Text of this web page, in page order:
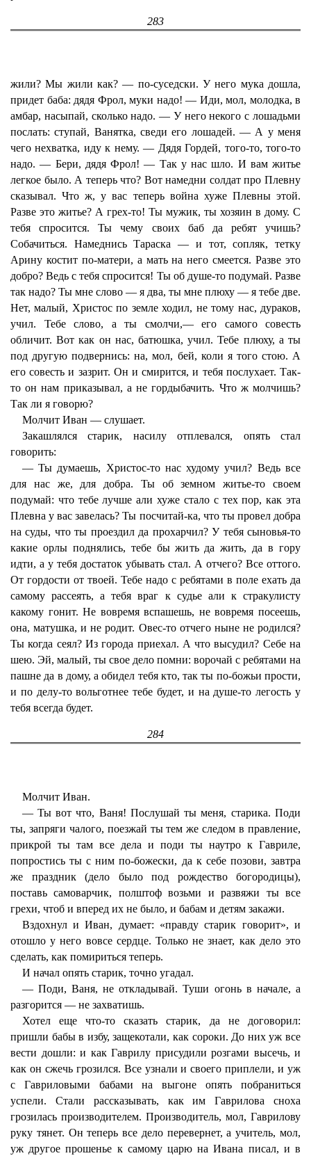
283
жили? Мы жили как? — по-суседски. У него мука дошла,
придет баба: дядя Фрол, муки надо! — Иди, мол, молодка, в
амбар, насыпай, сколько надо. — У него некого с лошадьми
послать: ступай, Ванятка, сведи его лошадей. — А у меня
чего нехватка, иду к нему. — Дядя Гордей, того-то, того-то
надо. — Бери, дядя Фрол! — Так у нас шло. И вам житье
легкое было. А теперь что? Вот намедни солдат про Плевну
сказывал. Что ж, у вас теперь война хуже Плевны этой.
Разве это житье? А грех-то! Ты мужик, ты хозяин в дому. С
тебя спросится. Ты чему своих баб да ребят учишь?
Собачиться. Намеднись Тараска — и тот, сопляк, тетку
Арину костит по-матери, а мать на него смеется. Разве это
добро? Ведь с тебя спросится! Ты об душе-то подумай. Разве
так надо? Ты мне слово — я два, ты мне плюху — я тебе две.
Нет, малый, Христос по земле ходил, не тому нас, дураков,
учил. Тебе слово, а ты смолчи,— его самого совесть
обличит. Вот как он нас, батюшка, учил. Тебе плюху, а ты
под другую подвернись: на, мол, бей, коли я того стою. А
его совесть и зазрит. Он и смирится, и тебя послухает. Так-
то он нам приказывал, а не гордыбачить. Что ж молчишь?
Так ли я говорю?
Молчит Иван — слушает.
Закашлялся старик, насилу отплевался, опять стал
говорить:
— Ты думаешь, Христос-то нас худому учил? Ведь все
для нас же, для добра. Ты об земном житье-то своем
подумай: что тебе лучше али хуже стало с тех пор, как эта
Плевна у вас завелась? Ты посчитай-ка, что ты провел добра
на суды, что ты проездил да прохарчил? У тебя сыновья-то
какие орлы поднялись, тебе бы жить да жить, да в гору
идти, а у тебя достаток убывать стал. А отчего? Все оттого.
От гордости от твоей. Тебе надо с ребятами в поле ехать да
самому рассеять, а тебя враг к судье али к стракулисту
какому гонит. Не вовремя вспашешь, не вовремя посеешь,
она, матушка, и не родит. Овес-то отчего ныне не родился?
Ты когда сеял? Из города приехал. А что высудил? Себе на
шею. Эй, малый, ты свое дело помни: ворочай с ребятами на
пашне да в дому, а обидел тебя кто, так ты по-божьи прости,
и по делу-то вольготнее тебе будет, и на душе-то легость у
тебя всегда будет.
284
Молчит Иван.
— Ты вот что, Ваня! Послушай ты меня, старика. Поди
ты, запряги чалого, поезжай ты тем же следом в правление,
прикрой ты там все дела и поди ты наутро к Гавриле,
попростись ты с ним по-божески, да к себе позови, завтра
же праздник (дело было под рождество богородицы),
поставь самоварчик, полштоф возьми и развяжи ты все
грехи, чтоб и вперед их не было, и бабам и детям закажи.
Вздохнул и Иван, думает: «правду старик говорит», и
отошло у него вовсе сердце. Только не знает, как дело это
сделать, как помириться теперь.
И начал опять старик, точно угадал.
— Поди, Ваня, не откладывай. Туши огонь в начале, а
разгорится — не захватишь.
Хотел еще что-то сказать старик, да не договорил:
пришли бабы в избу, защекотали, как сороки. До них уж все
вести дошли: и как Гаврилу присудили розгами высечь, и
как он сжечь грозился. Все узнали и своего приплели, и уж
с Гавриловыми бабами на выгоне опять побраниться
успели. Стали рассказывать, как им Гаврилова сноха
грозилась производителем. Производитель, мол, Гаврилову
руку тянет. Он теперь все дело перевернет, а учитель, мол,
уж другое прошенье к самому царю на Ивана писал, и в